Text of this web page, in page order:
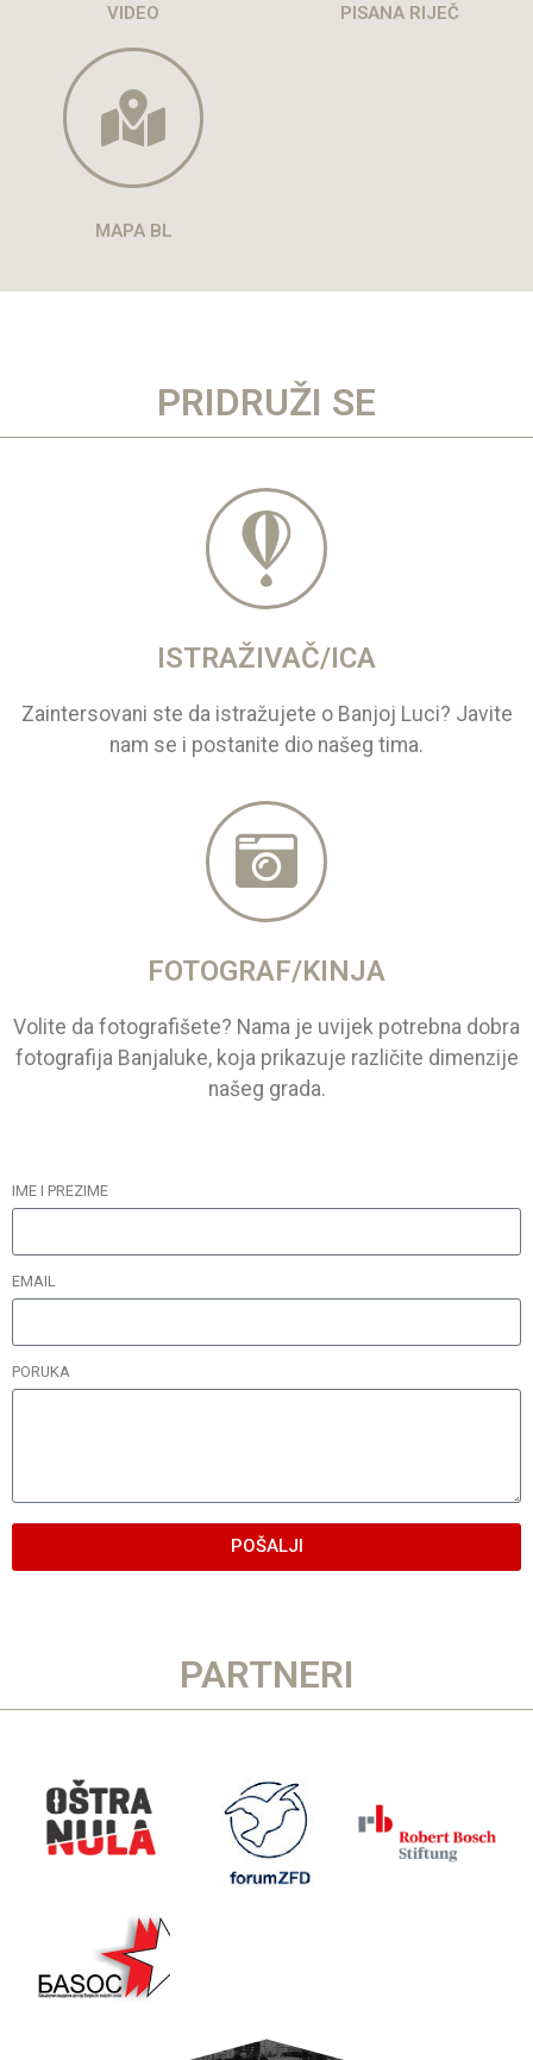
VIDEO PISANA RIJEČ
MAPA BL
PRIDRUŽI SE
ISTRAŽIVAČ/ICA
Zaintersovani ste da istražujete o Banjoj Luci? Javite
nam se i postanite dio našeg tima.
FOTOGRAF/KINJA
Volite da fotografišete? Nama je uvijek potrebna dobra
fotografija Banjaluke, koja prikazuje različite dimenzije
našeg grada.
IME I PREZIME
EMAIL
PORUKA
POŠALJI
PARTNERI